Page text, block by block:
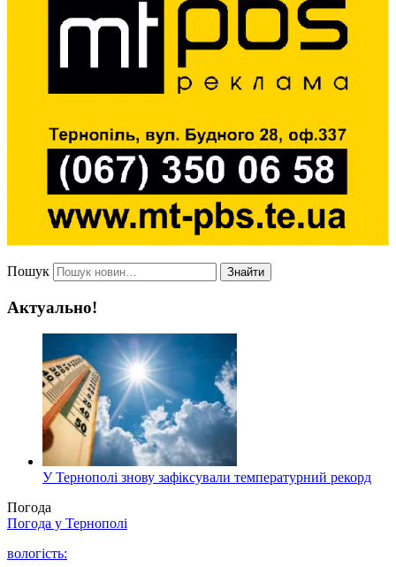
Пошук Знайти
Актуально!
У Тернополі знову зафіксували температурний рекорд
Погода
Погода у Тернополі
вологість: